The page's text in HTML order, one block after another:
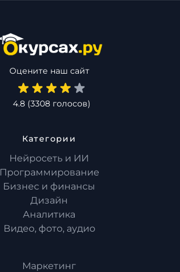
Оцените наш сайт
4.8(3308голосов)
Категории
Нейросеть и ИИ
Программирование
Бизнес и финансы
Дизайн
Аналитика
Видео, фото, аудио
Маркетинг